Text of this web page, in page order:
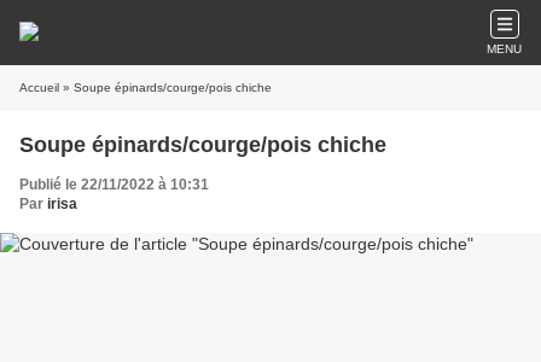
MENU
Accueil » Soupe épinards/courge/pois chiche
Soupe épinards/courge/pois chiche
Publié le 22/11/2022 à 10:31
Par irisa